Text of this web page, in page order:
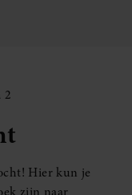
2
Hier kun je